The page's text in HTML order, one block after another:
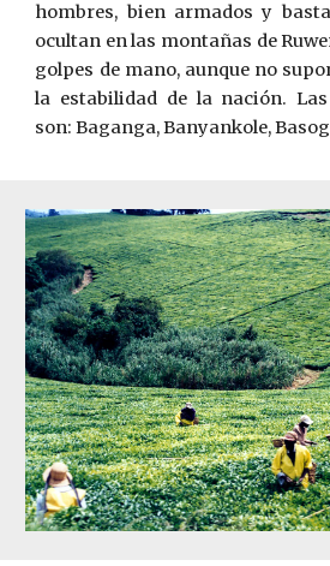
hombres, bien armados y
ocultan en las montañas de
golpes de mano, aunque no
la estabilidad de la nación.
son: Baganga, Banyankole,